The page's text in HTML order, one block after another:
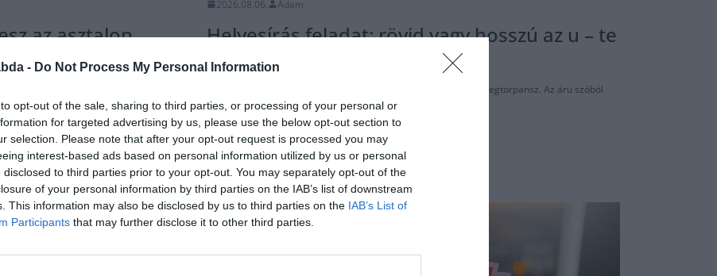
- Do Not Process My Personal Information
opt-out of the sale, sharing to third parties, or processing of your personal or
for targeted advertising by us, please use the below opt-out section to
selection. Please note that after your opt-out request is processed you may
interest-based ads based on personal information utilized by us or personal
disclosed to third parties prior to your opt-out. You may separately opt-out of the
of your personal information by third parties on the IAB’s list of downstream
This information may also be disclosed by us to third parties on the IAB’s List of
Participants that may further disclose it to other third parties.
az asztalon,
addig, amíg az ember el nem
2026.08.06. Adam
Helyesírás feladat: rövid vagy hosszú az u – te
tudod, melyik a helyes alak?
Ez a helyesírás feladat első ránézésre banálisnak tűnik, aztán megtorpansz. Az áru szóból
jövünk, ugye? Ott hosszú az ú. De
Read More